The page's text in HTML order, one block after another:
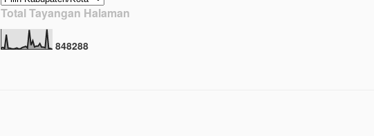
Total Tayangan Halaman
848288